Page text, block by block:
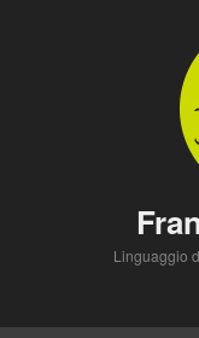
Linguaggio